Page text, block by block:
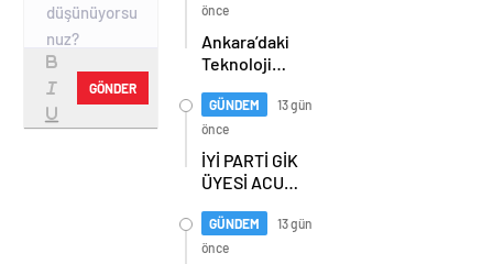
GÖNDER
önce
Ankara’daki
Teknoloji
Teknopark
Nasıl
Büyüyor?
Burcu Alkan
Bilir Yeni
Hedefleri
Anlattı
GÜNDEM
13 gün
önce
İYİ PARTİ GİK
ÜYESİ ACUR,
PARTİLİLERLE
BULUŞTU
GÜNDEM
13 gün
önce